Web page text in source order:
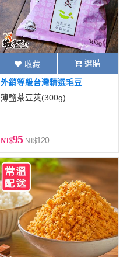
收藏 選購
外銷等級台灣精選毛豆
薄鹽茶豆莢(300g)
95 120